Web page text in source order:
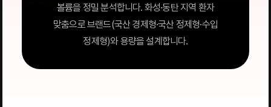
볼륨을 정밀 분석합니다. 화성·동탄 지역 환자
맞춤으로 브랜드(국산 경제형·국산 정제형·수입
정제형)와 용량을 설계합니다.